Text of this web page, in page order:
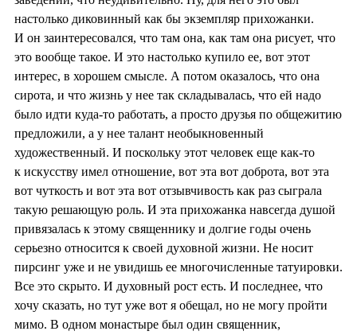
настолько диковинный как бы экземпляр прихожанки.
И он заинтересовался, что там она, как там она рисует, что
это вообще такое. И это настолько купило ее, вот этот
интерес, в хорошем смысле. А потом оказалось, что она
сирота, и что жизнь у нее так складывалась, что ей надо
было идти куда-то работать, а просто друзья по общежитию
предложили, а у нее талант необыкновенный
художественный. И поскольку этот человек еще как-то
к искусству имел отношение, вот эта вот доброта, вот эта
вот чуткость и вот эта вот отзывчивость как раз сыграла
такую решающую роль. И эта прихожанка навсегда душой
привязалась к этому священнику и долгие годы очень
серьезно относится к своей духовной жизни. Не носит
пирсинг уже и не увидишь ее многочисленные татуировки.
Все это скрыто. И духовный рост есть. И последнее, что
хочу сказать, но тут уже вот я обещал, но не могу пройти
мимо. В одном монастыре был один священник,